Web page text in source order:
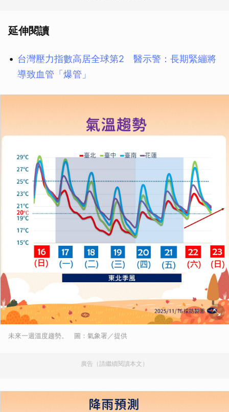
延伸閱讀
台灣壓力指數高居全球第2 醫示警：長期緊繃將
導致血管「爆管」
未來一週溫度趨勢。 圖：氣象署／提供
廣告（請繼續閱讀本文）